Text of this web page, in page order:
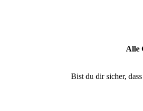
Alle
Bist du dir sicher,